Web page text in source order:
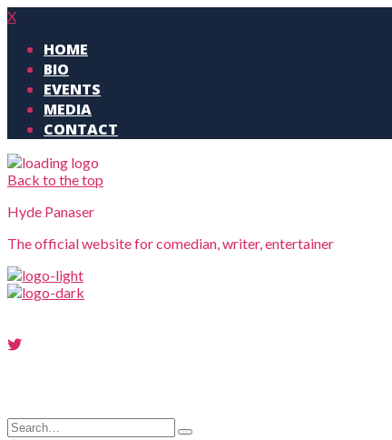
X
HOME
BIO
EVENTS
MEDIA
CONTACT
Back to the top
Hyde Panaser
The official website for comedian, writer, entertainer
Search